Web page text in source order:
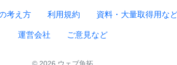
考え方 利用規約 資料・大量取得用な
運営会社 ご意見など
© 2026 ウェブ魚拓